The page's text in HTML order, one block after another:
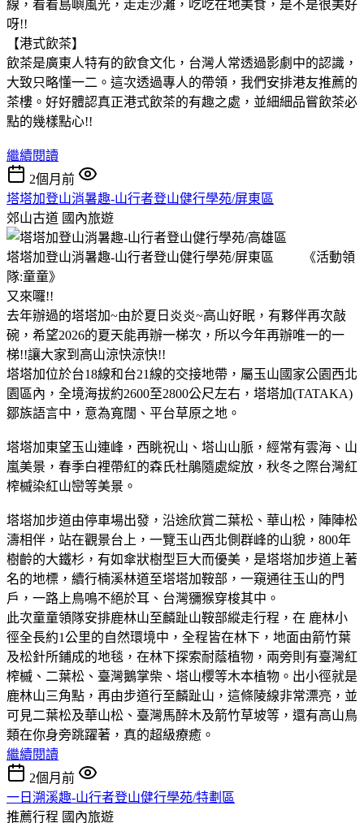
線，看看島嶼風光，走走沙灘，吃吃在地美食，是不是很美好
呀!!
【港式飲茶】
飲茶是廣東人特有的飲食文化，台灣人常透過影劇中的認識，
大致只略懂一二。這次透過專人的帶領，我們安排港友推薦的
茶樓。好好體認真正港式飲茶的有趣之處，並細細品嘗飲茶必
點的幾樣點心!!
繼續閱讀
2個月前
塔塔加登山消暑趣-山行者登山健行學苑/屏東區
郊山古道 國內旅遊
塔塔加登山消暑趣-山行者登山健行學苑/屏東區 《活動領
隊:童童》
又來囉!!
去年辦過的塔塔加~由於夏日炎炎~高山好眠，有夥伴再次敲
碗，希望2026的夏天能再辦一梯次，所以今年再辦唯一的一
梯!!讓大家到高山涼快涼快!!
塔塔加位於台18線和台21線的交接地帶，屬玉山國家公園西北
園區內，全境海拔約2600至2800公尺左右，塔塔加(TATAKA)
鄒族語言中，意為寬闊、平台草原之地。
塔塔加東望玉山連峰，西眺祝山、塔山山脈，經常有雲海、山
嵐美景，春季白裡帶紅的森氏杜鵑隨處綻放，秋冬之際台灣紅
榨槭染紅山巒等美景。
塔塔加步道由停車場出發，沿途欣賞二葉松、華山松，陣陣松
濤相伴，站在觀景台上，一覽玉山西北側群峰的山貌，800年
樹齡的大鐵杉，有如傘狀樹型巨大而優美，是塔塔加步道上著
名的地標，續行楠溪林道至塔塔加鞍部，一窺通往玉山的門
戶，一路上鳥鳴不絕於耳、台灣獼猴穿梭其中。
此次童童領隊安排鹿林山至麟趾山鞍部縱走行程，在 鹿林小
徑全長約1公里的自然環境中，全程皆在林下，地面由箭竹葉
及松針所鋪成的地毯，在林下探索耐蔭植物，兩旁則有臺灣紅
榨槭、二葉松、臺灣鵝掌柴、塔山櫻等木本植物。出小徑就是
鹿林山三角點，再由步道行至麟趾山，這條陵線非常漂亮，並
可見二葉松及華山松、臺灣馬醉木及箭竹草坡等，還有高山鳥
類在你身旁跳躍著，真的超級療癒。
繼續閱讀
2個月前
一日溯溪趣-山行者登山健行學苑/特劃區
推薦行程 國內旅遊